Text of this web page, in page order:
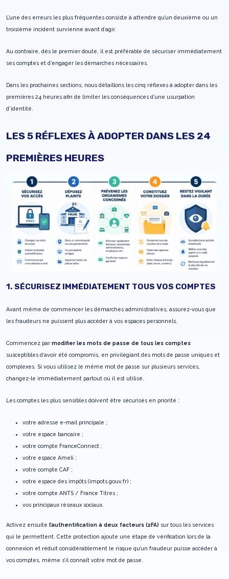
L’une des erreurs les plus fréquentes consiste à attendre qu’un deuxième ou un
troisième incident survienne avant d’agir.
Au contraire, dès le premier doute, il est préférable de sécuriser immédiatement
ses comptes et d’engager les démarches nécessaires.
Dans les prochaines sections, nous détaillons les cinq réflexes à adopter dans les
premières 24 heures afin de limiter les conséquences d’une usurpation
d’identité.
LES 5 RÉFLEXES À ADOPTER DANS LES 24
PREMIÈRES HEURES
1. SÉCURISEZ IMMÉDIATEMENT TOUS VOS COMPTES
Avant même de commencer les démarches administratives, assurez-vous que
les fraudeurs ne puissent plus accéder à vos espaces personnels.
Commencez par modifier les mots de passe de tous les comptes
susceptibles d’avoir été compromis, en privilégiant des mots de passe uniques et
complexes. Si vous utilisez le même mot de passe sur plusieurs services,
changez-le immédiatement partout où il est utilisé.
Les comptes les plus sensibles doivent être sécurisés en priorité :
votre adresse e-mail principale ;
votre espace bancaire ;
votre compte FranceConnect ;
votre espace Ameli ;
votre compte CAF ;
votre espace des impôts (impots.gouv.fr) ;
votre compte ANTS / France Titres ;
vos principaux réseaux sociaux.
Activez ensuite l’authentification à deux facteurs (2FA) sur tous les services
qui le permettent. Cette protection ajoute une étape de vérification lors de la
connexion et réduit considérablement le risque qu’un fraudeur puisse accéder à
vos comptes, même s’il connaît votre mot de passe.